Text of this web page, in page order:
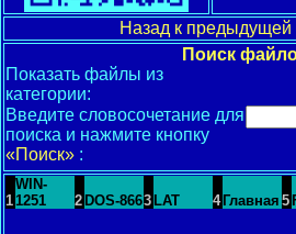
Назад к предыдущей
Поиск
Показать файлы из
категории:
Введите словосочетание для
поиска и нажмите кнопку
«Поиск» :
1
WIN-
1251
2 DOS-8663 LAT 4 Главная 5